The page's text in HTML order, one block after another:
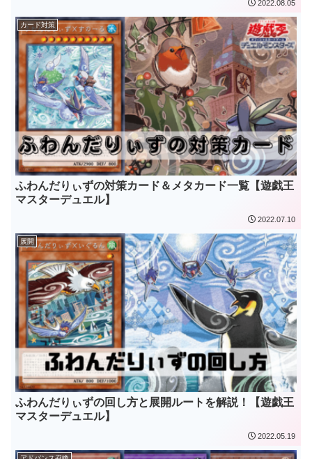
2022.08.05
カード対策
ふわんだりぃずの対策カード＆メタカード一覧【遊戯王
マスターデュエル】
2022.07.10
展開
ふわんだりぃずの回し方と展開ルートを解説！【遊戯王
マスターデュエル】
2022.05.19